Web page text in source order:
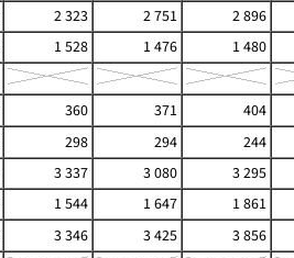
2 323 2 751
2 896
1 528 1 476
1 480
360 371
404
298 294
244
3 337 3 080
3 295
1 544 1 647
1 861
3 346 3 425
3 856